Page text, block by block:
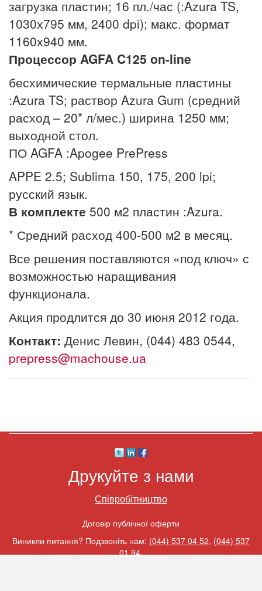
загрузка пластин; 16 пл./час (:Azura TS,
1030х795 мм, 2400 dpi); макс. формат
1160х940 мм.
Процессор AGFA C125 on-line
бесхимические термальные пластины
:Azura TS; раствор Azura Gum (средний
расход – 20* л/мес.) ширина 1250 мм;
выходной стол.
ПО AGFA :Apogee PrePress
APPE 2.5; Sublima 150, 175, 200 lpi;
русский язык.
В комплекте 500 м2 пластин :Azura.
* Средний расход 400-500 м2 в месяц.
Все решения поставляются «под ключ» с
возможностью наращивания
функционала.
Акция продлится до 30 июня 2012 года.
Контакт: Денис Левин, (044) 483 0544,
prepress@machouse.ua
Друкуйте з нами
Співробітництво
Договір публічної оферти
Виникли питання? Подзвоніть нам: (044) 537 04 52, (044) 537
01 94.